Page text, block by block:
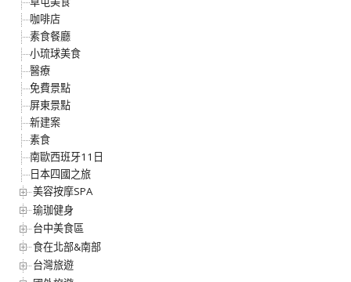
咖啡店
素食餐廳
小琉球美食
醫療
免費景點
屏東景點
新建案
素食
南歐西班牙11日
日本四國之旅
美容按摩SPA
瑜珈健身
台中美食區
食在北部&南部
台灣旅遊